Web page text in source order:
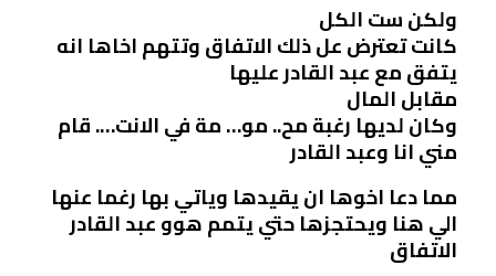
ولكن ست الكل
كانت تعترض عل ذلك الاتفاق وتتهم اخاها انه
يتفق مع عبد القادر عليها
مقابل المال
وكان لديها رغبة مح.. مو… مة في الانت…. قام
مني انا وعبد القادر
مما دعا اخوها ان يقيدها وياتي بها رغما عنها
الي هنا ويحتجزها حتي يتمم هوو عبد القادر
الاتفاق